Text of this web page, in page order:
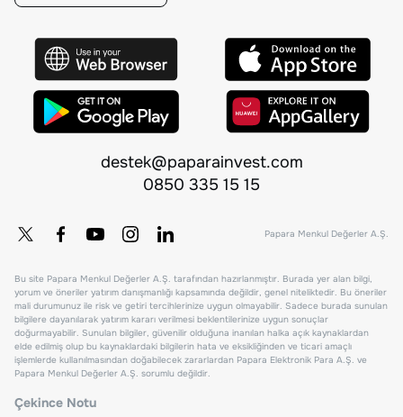
destek@paparainvest.com
0850 335 15 15
Papara Menkul Değerler A.Ş.
Bu site Papara Menkul Değerler A.Ş. tarafından hazırlanmıştır. Burada yer alan bilgi,
yorum ve öneriler yatırım danışmanlığı kapsamında değildir, genel niteliktedir. Bu öneriler
mali durumunuz ile risk ve getiri tercihlerinize uygun olmayabilir. Sadece burada sunulan
bilgilere dayanılarak yatırım kararı verilmesi beklentilerinize uygun sonuçlar
doğurmayabilir. Sunulan bilgiler, güvenilir olduğuna inanılan halka açık kaynaklardan
elde edilmiş olup bu kaynaklardaki bilgilerin hata ve eksikliğinden ve ticari amaçlı
işlemlerde kullanılmasından doğabilecek zararlardan Papara Elektronik Para A.Ş. ve
Papara Menkul Değerler A.Ş. sorumlu değildir.
Çekince Notu